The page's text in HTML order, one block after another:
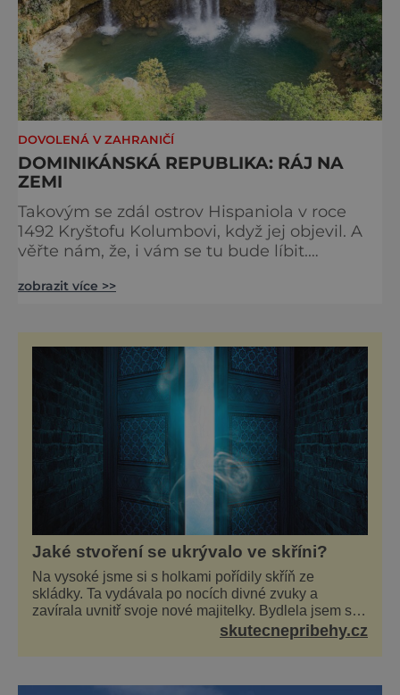
DOVOLENÁ V ZAHRANIČÍ
DOMINIKÁNSKÁ REPUBLIKA: RÁJ NA
ZEMI
Takovým se zdál ostrov Hispaniola v roce
1492 Kryštofu Kolumbovi, když jej objevil. A
věřte nám, že, i vám se tu bude líbit.
třetiny ostrova a je po Kubě druhou největší
řada turistů? Každý tu najde něco –
nekonečně dlouhé písečné pláže, místa
lákající k potápění, ale i t
zobrazit více >>
Jaké stvoření se ukrývalo ve skříni?
Na vysoké jsme si s holkami pořídily skříň ze
skládky. Ta vydávala po nocích divné zvuky a
zavírala uvnitř svoje nové majitelky. Bydlela jsem se
dvěma kamarádkami a bavilo nás zvelebovat si náš
byt. Skoro denně jsme tahaly domů různé kousky od
skutecnepribehy.cz